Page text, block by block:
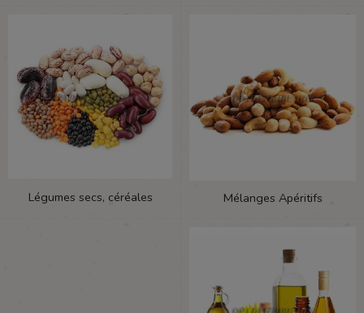
Légumes secs, céréales Mélanges Apéritifs